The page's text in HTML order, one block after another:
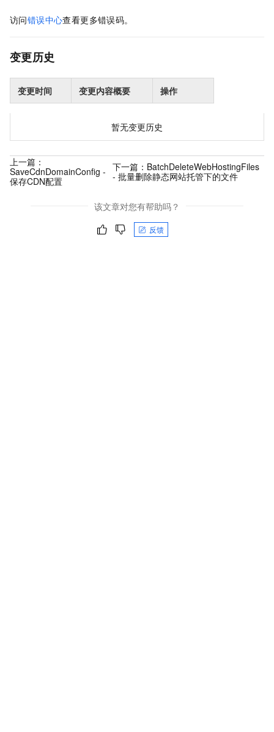
访问错误中心查看更多错误码。
变更历史
变更时间 变更内容概要 操作
暂无变更历史
上一篇：
SaveCdnDomainConfig -
保存CDN配置
下一篇： BatchDeleteWebHostingFiles
- 批量删除静态网站托管下的文件
该文章对您有帮助吗？
反馈